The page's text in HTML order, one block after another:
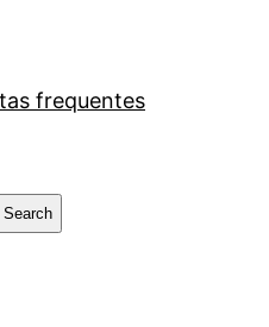
frequentes
Search